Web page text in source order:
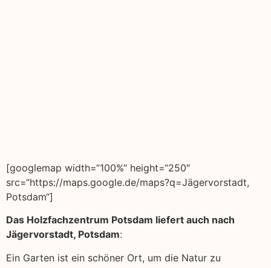
[googlemap width=“100%“ height=“250″
src=“https://maps.google.de/maps?q=Jägervorstadt,
Potsdam“]
Das Holzfachzentrum Potsdam liefert auch nach
Jägervorstadt, Potsdam:
Ein Garten ist ein schöner Ort, um die Natur zu